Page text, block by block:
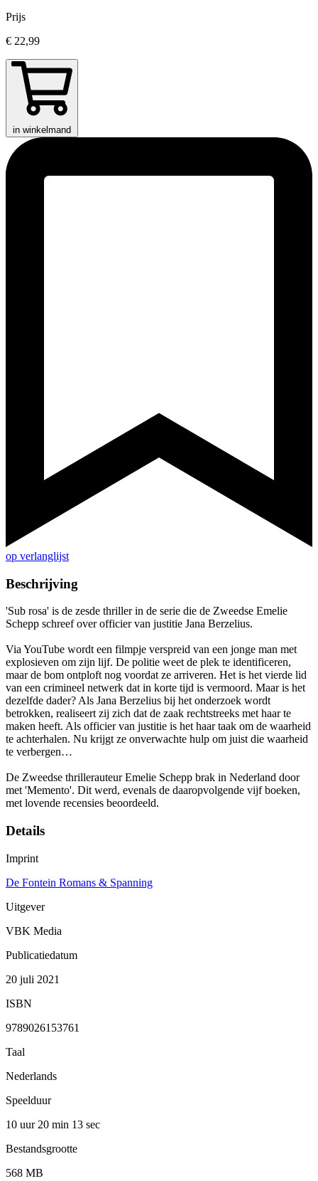
Prijs
€ 22,99
in winkelmand
op verlanglijst
Beschrijving
'Sub rosa' is de zesde thriller in de serie die de Zweedse Emelie
Schepp schreef over officier van justitie Jana Berzelius.
Via YouTube wordt een filmpje verspreid van een jonge man met
explosieven om zijn lijf. De politie weet de plek te identificeren,
maar de bom ontploft nog voordat ze arriveren. Het is het vierde lid
van een crimineel netwerk dat in korte tijd is vermoord. Maar is het
dezelfde dader? Als Jana Berzelius bij het onderzoek wordt
betrokken, realiseert zij zich dat de zaak rechtstreeks met haar te
maken heeft. Als officier van justitie is het haar taak om de waarheid
te achterhalen. Nu krijgt ze onverwachte hulp om juist die waarheid
te verbergen…
De Zweedse thrillerauteur Emelie Schepp brak in Nederland door
met 'Memento'. Dit werd, evenals de daaropvolgende vijf boeken,
met lovende recensies beoordeeld.
Details
Imprint
De Fontein Romans & Spanning
Uitgever
VBK Media
Publicatiedatum
20 juli 2021
ISBN
9789026153761
Taal
Nederlands
Speelduur
10 uur 20 min 13 sec
Bestandsgrootte
568 MB